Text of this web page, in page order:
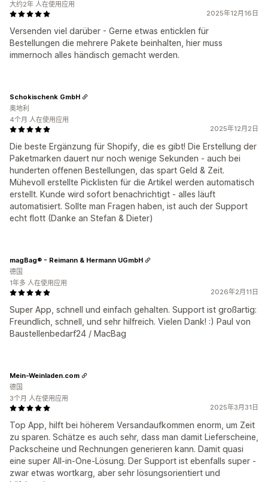
2025年12月16日
Versenden viel darüber - Gerne etwas enticklen für
Bestellungen die mehrere Pakete beinhalten, hier muss
immernoch alles händisch gemacht werden.
大约2年 人在使用应用
2025年12月2日
Die beste Ergänzung für Shopify, die es gibt! Die Erstellung der
Paketmarken dauert nur noch wenige Sekunden - auch bei
hunderten offenen Bestellungen, das spart Geld & Zeit.
Mühevoll erstellte Picklisten für die Artikel werden automatisch
erstellt. Kunde wird sofort benachrichtigt - alles läuft
automatisiert. Sollte man Fragen haben, ist auch der Support
echt flott (Danke an Stefan & Dieter)
Schokischenk GmbH
奥地利
4个月 人在使用应用
2026年2月11日
Super App, schnell und einfach gehalten. Support ist großartig:
Freundlich, schnell, und sehr hilfreich. Vielen Dank! :) Paul von
Baustellenbedarf24 / MacBag
magBag® - Reimann & Hermann UGmbH
德国
1年多 人在使用应用
2025年3月31日
Top App, hilft bei höherem Versandaufkommen enorm, um Zeit
zu sparen. Schätze es auch sehr, dass man damit Lieferscheine,
Packscheine und Rechnungen generieren kann. Damit quasi
eine super All-in-One-Lösung. Der Support ist ebenfalls super -
zwar etwas wortkarg, aber sehr lösungsorientiert und
Mein-Weinladen.com
德国
3个月 人在使用应用